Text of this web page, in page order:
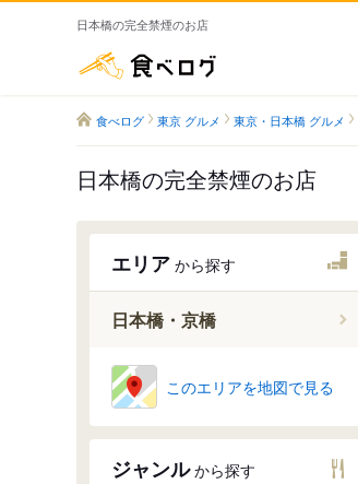
日本橋の完全禁煙のお店
食べログ 東京 グルメ 東京・日本橋 グルメ
日本橋の完全禁煙のお店
エリア から探す
日本橋・京橋
このエリアを地図で見る
ジャンルから探す